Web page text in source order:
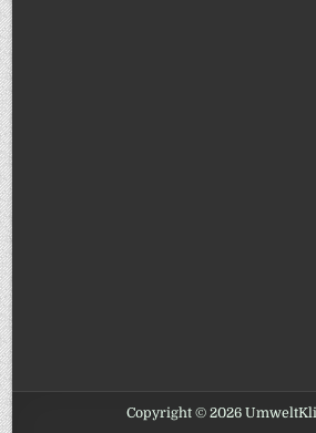
Copyright © 2026